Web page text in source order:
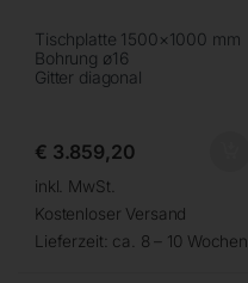
Tischplatte 1500×1000 mm
Bohrung ø16
Gitter diagonal
€ 3.859,20
inkl. MwSt.
Kostenloser Versand
Lieferzeit: ca. 8 – 10 Wochen